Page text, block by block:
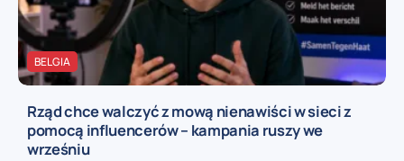
BELGIA
Rząd chce walczyć z mową nienawiści w sieci z
pomocą influencerów – kampania ruszy we
wrześniu